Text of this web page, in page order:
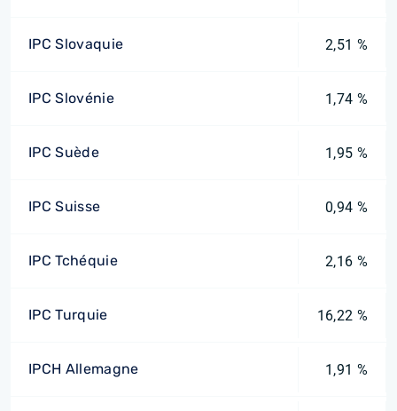
IPC Slovaquie 2,51 %
IPC Slovénie 1,74 %
IPC Suède 1,95 %
IPC Suisse 0,94 %
IPC Tchéquie 2,16 %
IPC Turquie 16,22 %
IPCH Allemagne 1,91 %